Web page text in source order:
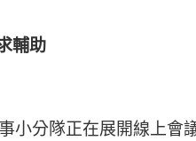
輔助
分隊正在展開線上會